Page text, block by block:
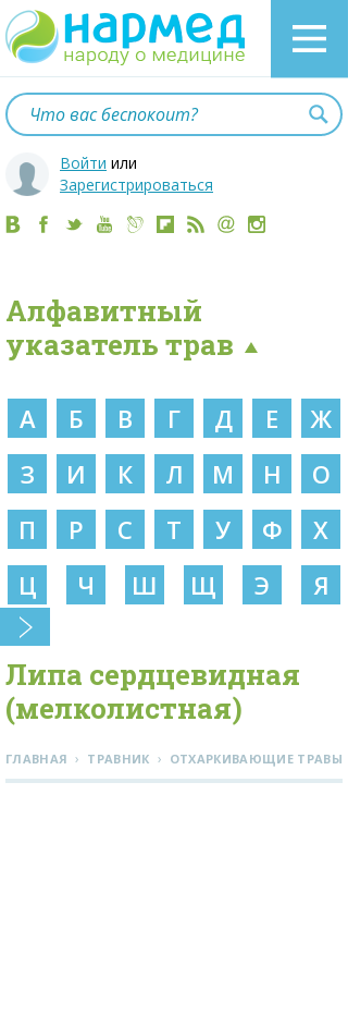
Войти или
Зарегистрироваться
Алфавитный
указатель трав
А Б В Г Д Е
Ж
З
И К Л М Н
О
П
Р С Т У Ф
Х
Ц
Ч Ш Щ Э Я
Липа сердцевидная
(мелколистная)
ГЛАВНАЯ › ТРАВНИК › ОТХАРКИВАЮЩИЕ ТРАВЫ